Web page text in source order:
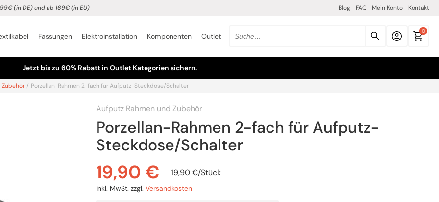
(in DE) und ab 169€ (in EU) Blog FAQ Mein Konto Kontakt
Fassungen Elektroinstallation Komponenten Outlet
Suche
produkten:
0
Jetzt bis zu 60% Rabatt in Outlet Kategorien sichern.
Zubehör / Porzellan-Rahmen 2-fach für Aufputz-Steckdose/Schalter
Aufputz Rahmen und Zubehör
Porzellan-Rahmen 2-fach für Aufputz-
Steckdose/Schalter
19,90 € 19,90€/Stück
inkl. MwSt. zzgl. Versandkosten